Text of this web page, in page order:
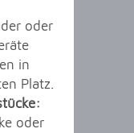
oder
in
Platz.
oder